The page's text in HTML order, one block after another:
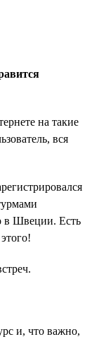
на такие
вся
в Швеции. Есть
и, что важно,